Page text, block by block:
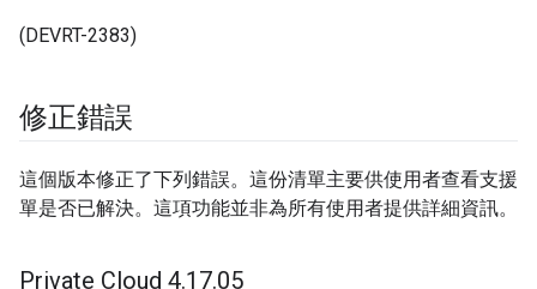
(DEVRT-2383)
修正錯誤
這個版本修正了下列錯誤。這份清單主要供使用者查看支援
單是否已解決。這項功能並非為所有使用者提供詳細資訊。
Private Cloud 4.17.05